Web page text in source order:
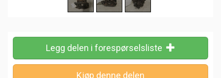
Legg delen i forespørselsliste